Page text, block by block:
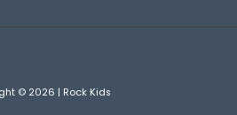
© 2026 | Rock Kids